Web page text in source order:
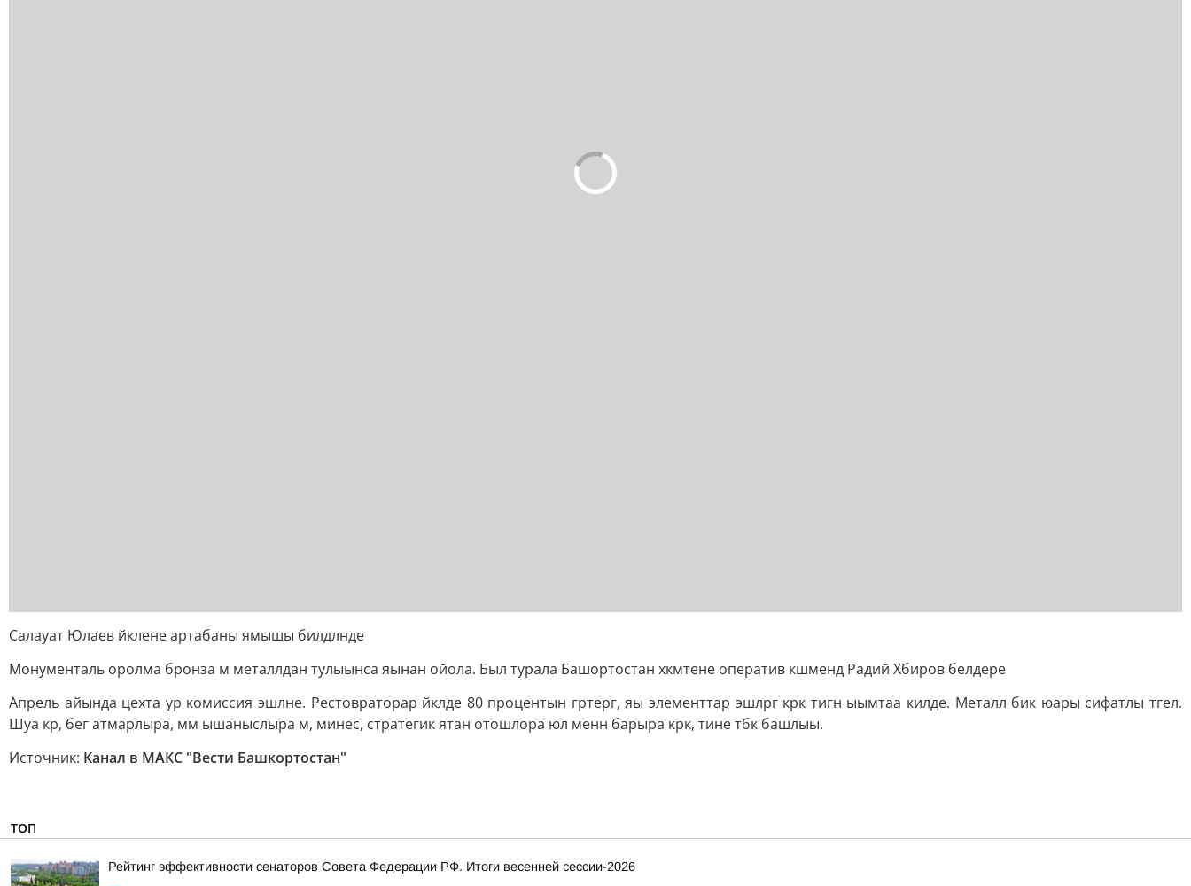
Салауат Юлаев йклене артабаны ямышы билдлнде
Монументаль оролма бронза м металлдан тулыынса яынан ойола. Был турала Башортостан хкмтене оператив кшменд Радий Хбиров белдере
Апрель айында цехта ур комиссия эшлне. Рестовраторар йклде 80 процентын гртерг, яы элементтар эшлрг крк тигн ыымтаа килде. Металл бик юары сифатлы тгел.
Шуа кр, бег атмарлыра, мм ышаныслыра м, минес, стратегик ятан отошлора юл менн барыра крк, тине тбк башлыы.
Источник: Канал в МАКС "Вести Башкортостан"
ТОП
Рейтинг эффективности сенаторов Совета Федерации РФ. Итоги весенней сессии-2026